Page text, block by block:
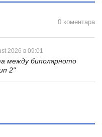
0 коментара
2026 в 09:01
между биполярното
2"